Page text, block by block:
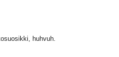
huhvuh.